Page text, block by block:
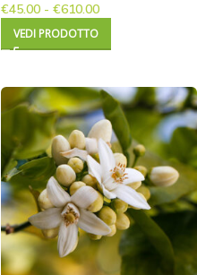
€45.00 - €610.00
VEDI PRODOTTO